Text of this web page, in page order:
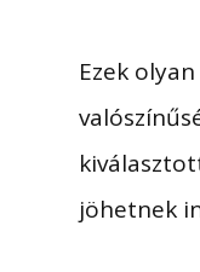
Ezek
jöhetnek